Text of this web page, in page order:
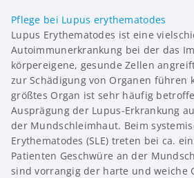
Pflege bei Lupus erythematodes
Lupus Erythematodes ist eine
Autoimmunerkrankung bei der das
körpereigene, gesunde Zellen
zur Schädigung von Organen führen
größtes Organ ist sehr häufig
Ausprägung der Lupus-Erkrankung
der Mund­schleimhaut. Beim
Erythematodes (SLE) treten bei ca.
Patienten Geschwüre an der
sind vorrangig der harte und weiche